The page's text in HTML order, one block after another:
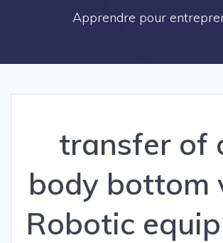
Apprendre pour
transfer of
body bottom
Robotic